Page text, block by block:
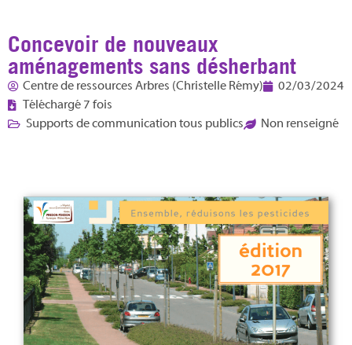
Concevoir de nouveaux
aménagements sans désherbant
Centre de ressources Arbres (Christelle Rémy)
02/03/2024
Téléchargé 7 fois
Supports de communication tous publics
Non renseigné